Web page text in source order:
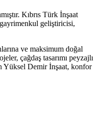
. Kıbrıs Türk İnşaat
geliştiricisi,
ve maksimum doğal
çağdaş tasarımı peyzajlı
Yüksel Demir İnşaat, konfor